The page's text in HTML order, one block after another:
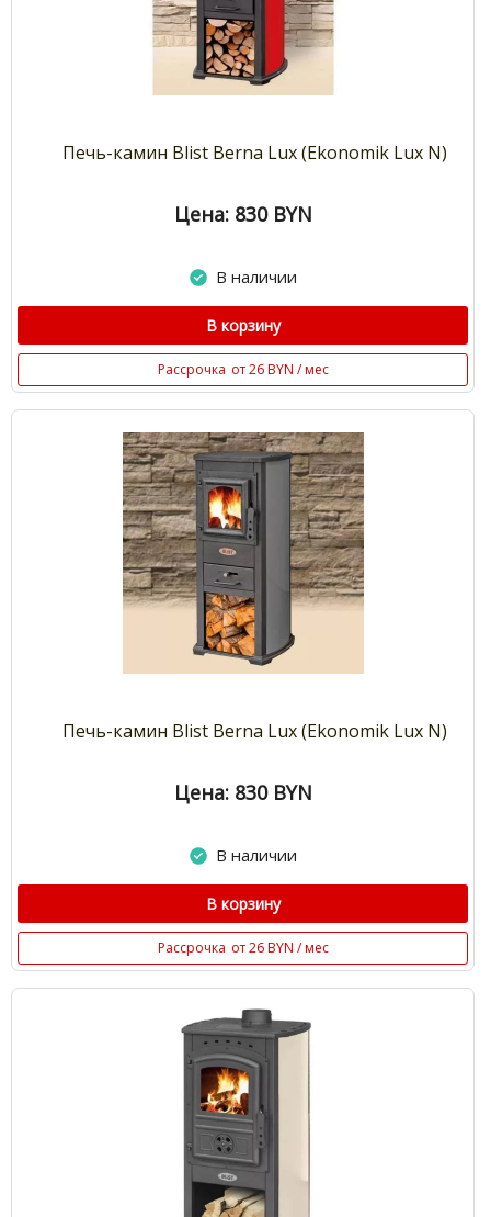
Печь-камин Blist Berna Lux (Ekonomik Lux N)
Цена: 830 BYN
В наличии
В корзину
Рассрочка от 26 BYN / мес
Печь-камин Blist Berna Lux (Ekonomik Lux N)
Цена: 830 BYN
В наличии
В корзину
Рассрочка от 26 BYN / мес